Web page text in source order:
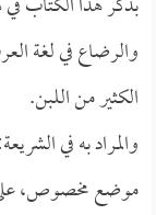
والرضاع في لغة
الكثير من اللبن.
والمراد به في
موضع مخصوص، على